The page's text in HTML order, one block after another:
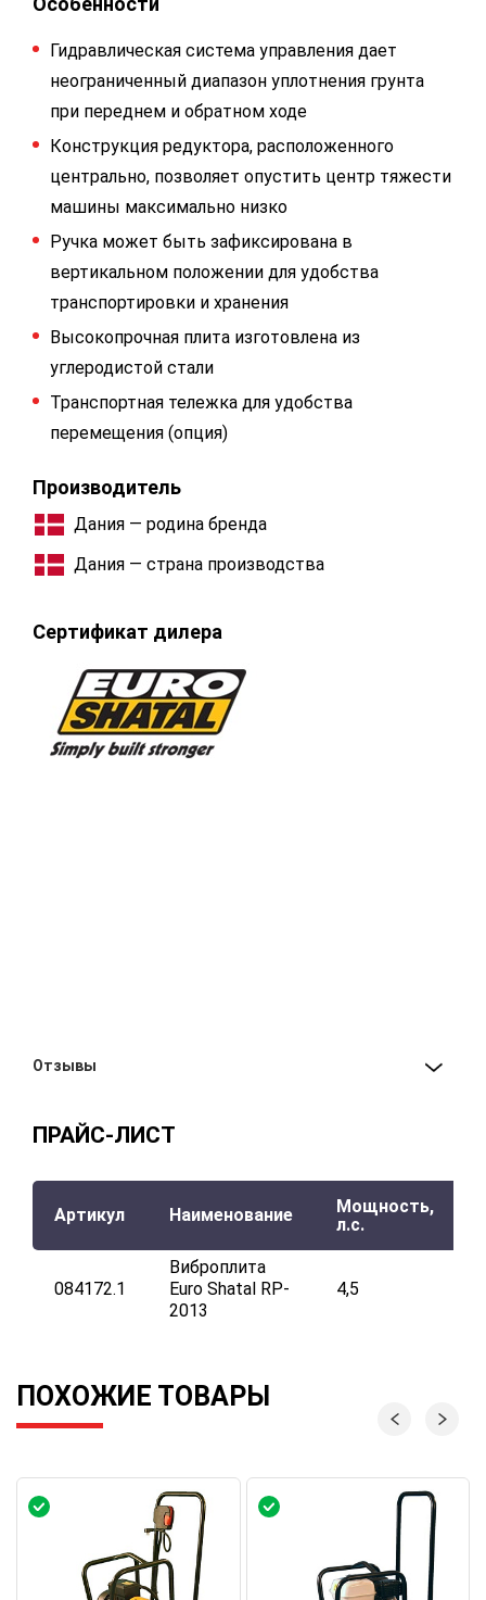
Гидравлическая система управления дает
неограниченный диапазон уплотнения грунта
при переднем и обратном ходе
Конструкция редуктора, расположенного
центрально, позволяет опустить центр тяжести
машины максимально низко
Ручка может быть зафиксирована в
вертикальном положении для удобства
транспортировки и хранения
Высокопрочная плита изготовлена из
углеродистой стали
Транспортная тележка для удобства
перемещения (опция)
Производитель
Дания — родина бренда
Дания — страна производства
Сертификат дилера
Отзывы
ПРАЙС-ЛИСТ
Артикул Наименование
Мощность,
л.с.
084172.1
Виброплита
Euro Shatal RP-
2013
4,5
ПОХОЖИЕ ТОВАРЫ